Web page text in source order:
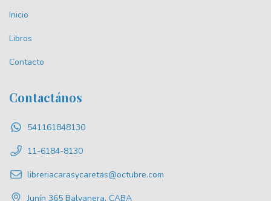
Inicio
Libros
Contacto
Contactános
541161848130
11-6184-8130
libreriacarasycaretas@octubre.com
Junín 365 Balvanera, CABA